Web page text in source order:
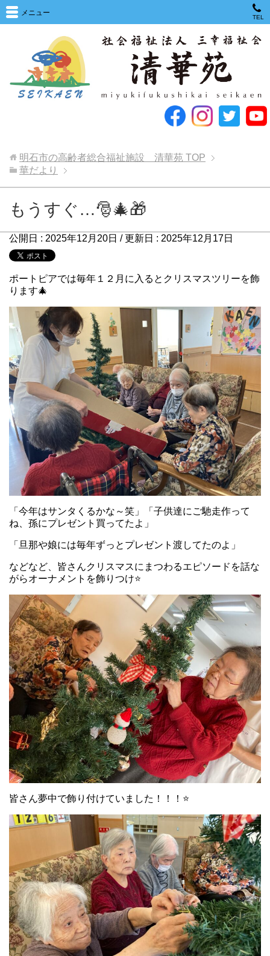
メニュー
TEL
明石市の高齢者総合福祉施設 清華苑 TOP
華だより
もうすぐ…🎅🎄🎁
公開日 : 2025年12月20日 / 更新日 : 2025年12月17日
ポートピアでは毎年１２月に入るとクリスマスツリーを飾
ります🎄
「今年はサンタくるかな～笑」「子供達にご馳走作って
ね、孫にプレゼント買ってたよ」
「旦那や娘には毎年ずっとプレゼント渡してたのよ」
などなど、皆さんクリスマスにまつわるエピソードを話な
がらオーナメントを飾りつけ⭐
皆さん夢中で飾り付けていました！！！⭐